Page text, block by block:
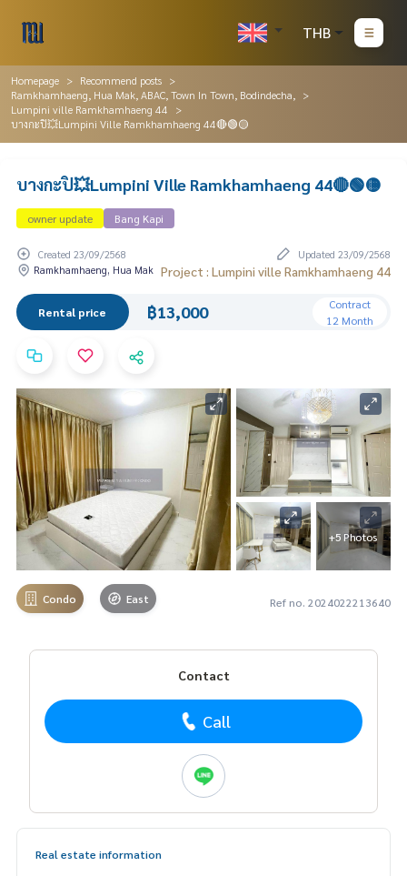
THB
Homepage
Recommend posts
Ramkhamhaeng, Hua Mak, ABAC, Town In Town, Bodindecha,
Lumpini ville Ramkhamhaeng 44
บางกะปิ💥Lumpini Ville Ramkhamhaeng 44🔴🟢🟡
บางกะปิ💥Lumpini Ville Ramkhamhaeng 44🔴🟢🟡
owner update Bang Kapi
Created 23/09/2568
Updated 23/09/2568
Ramkhamhaeng, Hua Mak Project : Lumpini ville Ramkhamhaeng 44
Rental price ฿13,000
Contract
12 Month
+5 Photos
Condo East Ref no. 2024022213640
Contact
Call
Real estate information